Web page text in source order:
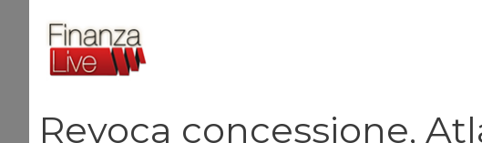
contenuto
Revoca concessione,